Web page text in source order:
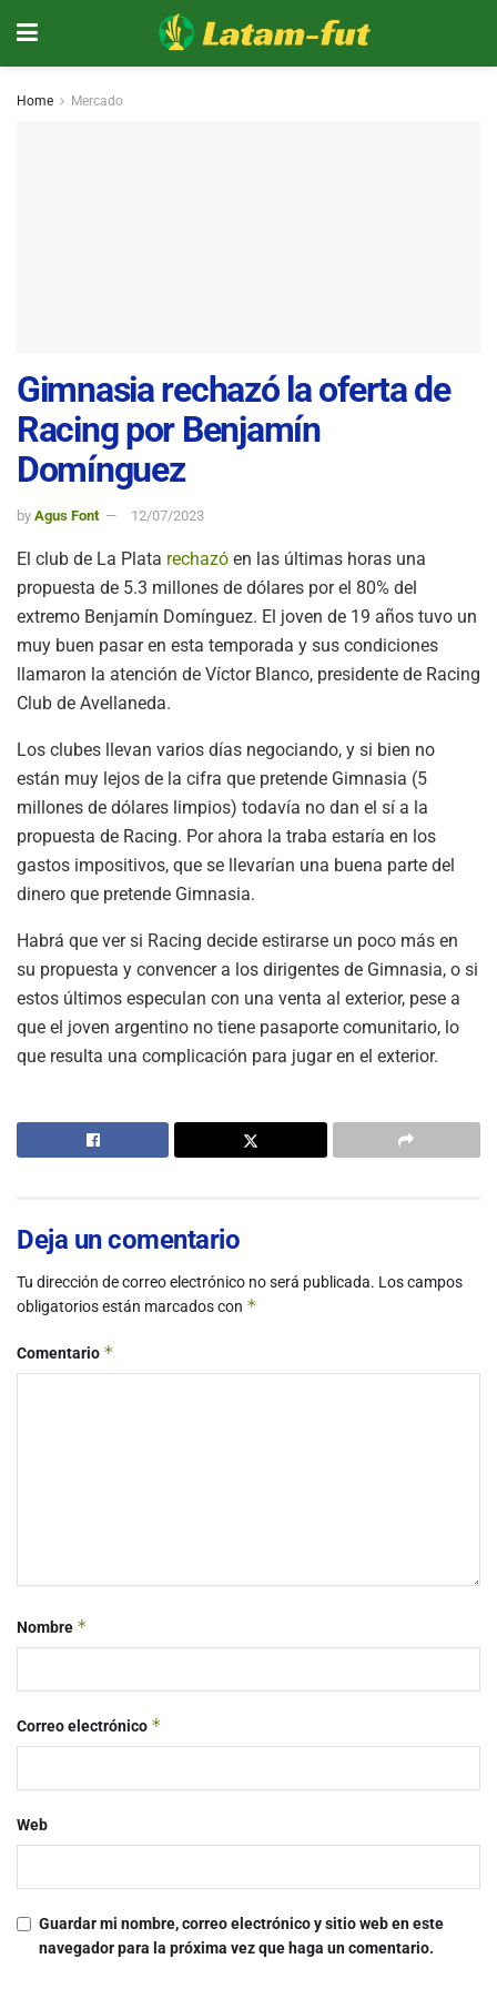
Home Mercado
Gimnasia rechazó la oferta de
Racing por Benjamín
Domínguez
by Agus Font 12/07/2023
El club de La Plata rechazó en las últimas horas una
propuesta de 5.3 millones de dólares por el 80% del
extremo Benjamín Domínguez. El joven de 19 años tuvo un
muy buen pasar en esta temporada y sus condiciones
llamaron la atención de Víctor Blanco, presidente de Racing
Club de Avellaneda.
Los clubes llevan varios días negociando, y si bien no
están muy lejos de la cifra que pretende Gimnasia (5
millones de dólares limpios) todavía no dan el sí a la
propuesta de Racing. Por ahora la traba estaría en los
gastos impositivos, que se llevarían una buena parte del
dinero que pretende Gimnasia.
Habrá que ver si Racing decide estirarse un poco más en
su propuesta y convencer a los dirigentes de Gimnasia, o si
estos últimos especulan con una venta al exterior, pese a
que el joven argentino no tiene pasaporte comunitario, lo
que resulta una complicación para jugar en el exterior.
Deja un comentario
Tu dirección de correo electrónico no será publicada. Los campos
obligatorios están marcados con *
Comentario *
Nombre *
Correo electrónico *
Web
Guardar mi nombre, correo electrónico y sitio web en este
navegador para la próxima vez que haga un comentario.